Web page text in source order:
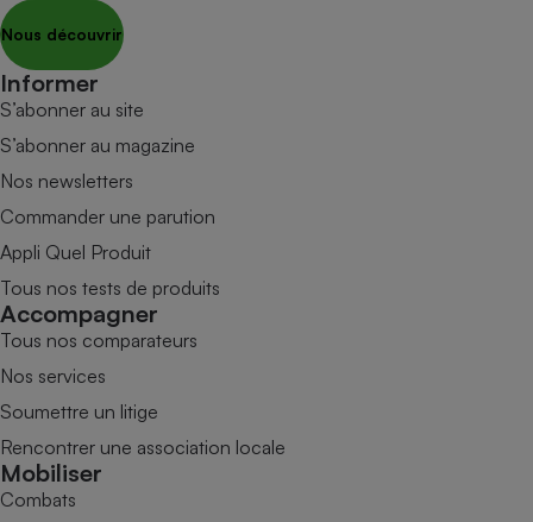
Nous découvrir
Informer
S’abonner au site
S’abonner au magazine
Nos newsletters
Commander une parution
Appli Quel Produit
Tous nos tests de produits
Accompagner
Tous nos comparateurs
Nos services
Soumettre un litige
Rencontrer une association locale
Mobiliser
Combats